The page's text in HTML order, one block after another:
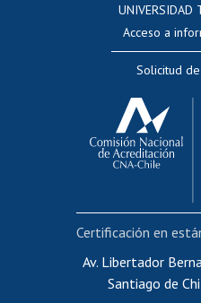
Editar
Cursos
Bienestar
Portal de
Certificado de
UNIVERSIDAD
Acceso a
Solicitud
Av. Libertador
Santiago de
Certificación en